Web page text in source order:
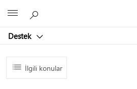
Destek
İlgili konular